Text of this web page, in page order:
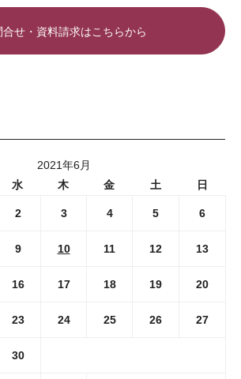
合せ・資料請求はこちらから
2021年6月
水 木 金 土 日
2 3 4 5 6
9 10 11 12 13
16 17 18 19 20
23 24 25 26 27
30